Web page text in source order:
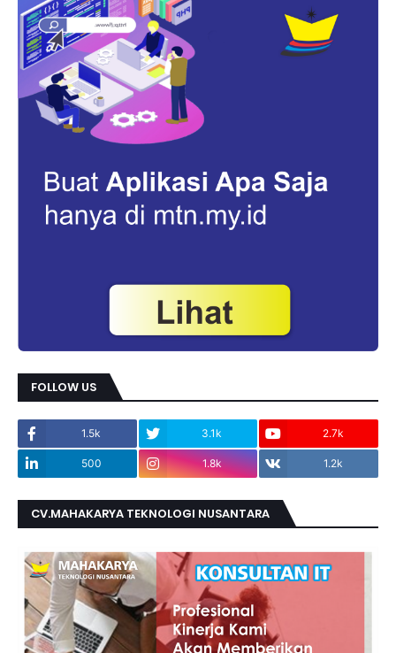
FOLLOW US
1.5k 3.1k 2.7k
500 1.8k 1.2k
CV.MAHAKARYA TEKNOLOGI NUSANTARA